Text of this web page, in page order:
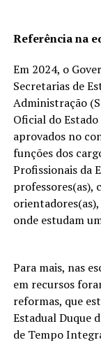
Referência na
Em 2024, o
Secretarias de
Administração
Oficial do
aprovados no
funções dos
Profissionais da
professores(as),
onde estudam
Para mais, nas
em recursos
reformas, que
Estadual Duque
de Tempo